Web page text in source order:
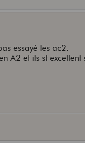
essayé les ac2.
A2 et ils st